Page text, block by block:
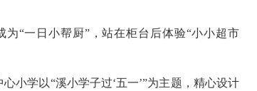
“一日小帮厨”，站在柜台后体验“小小超市
学以“溪小学子过‘五一’”为主题，精心设计